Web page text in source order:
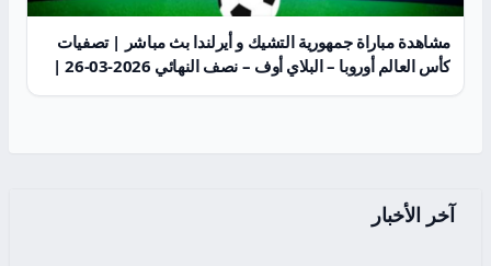
مشاهدة مباراة جمهورية التشيك و أيرلندا بث مباشر | تصفيات
كأس العالم أوروبا – البلاي أوف – نصف النهائي 2026-03-26 |
كورة لايف
آخر الأخبار